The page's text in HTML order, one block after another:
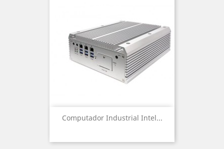
Computador Industrial Intel...